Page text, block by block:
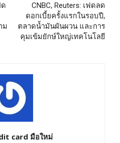
ม
CNBC, Reuters: เฟดลด
ดอกเบี้ยครั้งแรกในรอบปี,
ตลาดน้ำมันผันผวน และการ
คุมเข้มยักษ์ใหญ่เทคโนโลยี
card มือใหม่